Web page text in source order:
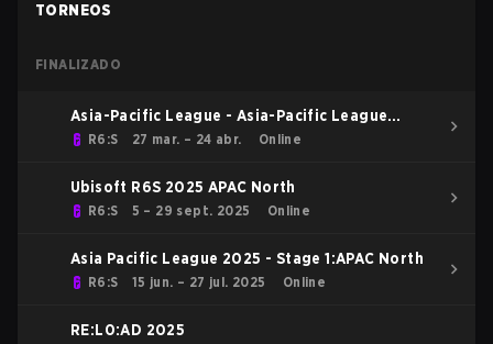
TORNEOS
FINALIZADO
Asia-Pacific League - Asia-Pacific League
Kickoff: North
R6:S 27 mar. – 24 abr. Online
Ubisoft R6S 2025 APAC North
R6:S 5 – 29 sept. 2025 Online
Asia Pacific League 2025 - Stage 1:APAC North
R6:S 15 jun. – 27 jul. 2025 Online
RE:L0:AD 2025